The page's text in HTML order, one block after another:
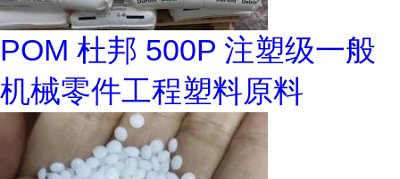
POM 杜邦 500P 注塑级一般
机械零件工程塑料原料